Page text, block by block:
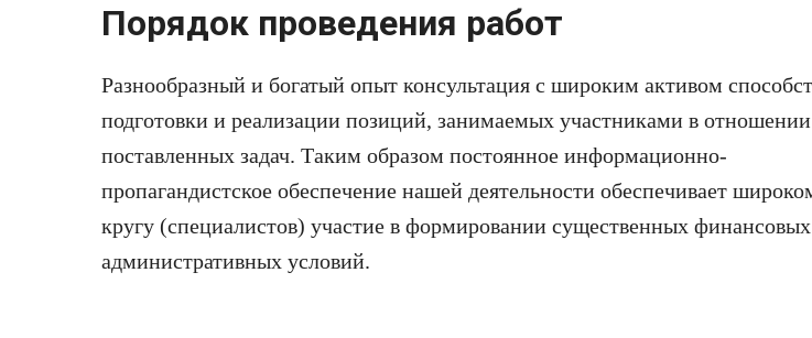
Порядок проведения работ
Разнообразный и богатый опыт консультация с широким активом
подготовки и реализации позиций, занимаемых участниками в отношении
поставленных задач. Таким образом постоянное информационно-
пропагандистское обеспечение нашей деятельности обеспечивает
кругу (специалистов) участие в формировании существенных
административных условий.